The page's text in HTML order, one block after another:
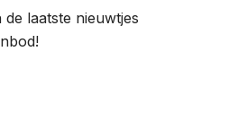
laatste nieuwtjes